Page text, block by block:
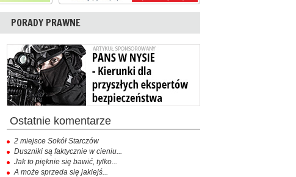
PORADY PRAWNE
ostatnie komentarze
2 miejsce Sokół Starczów
Duszniki są faktycznie w cieniu...
Jak to pięknie się bawić, tylko...
A może sprzeda się jakiejś...